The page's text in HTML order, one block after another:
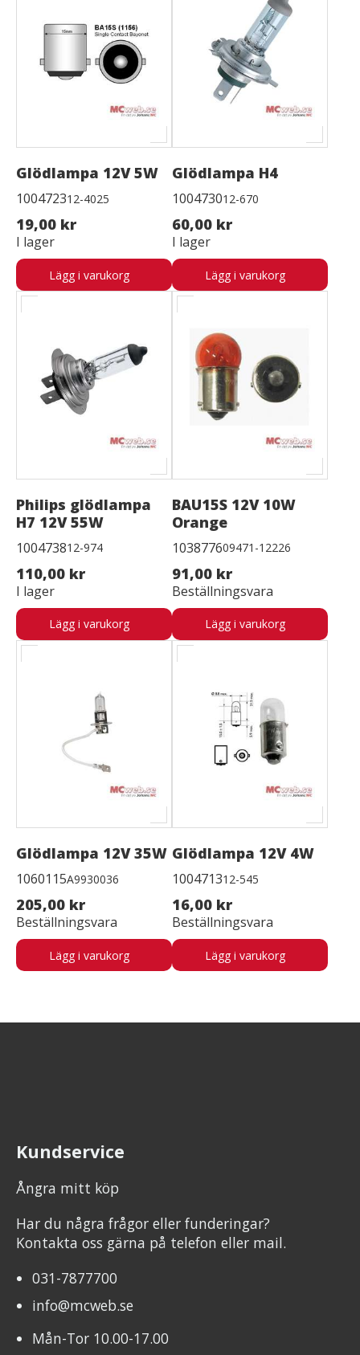
Glödlampa 12V 5W
100472312-4025
19,00 kr
I lager
Lägg i varukorg
Glödlampa H4
100473012-670
60,00 kr
I lager
Lägg i varukorg
Philips glödlampa
H7 12V 55W
100473812-974
110,00 kr
I lager
Lägg i varukorg
BAU15S 12V 10W
Orange
103877609471-12226
91,00 kr
Beställningsvara
Lägg i varukorg
Glödlampa 12V 35W
1060115A9930036
205,00 kr
Beställningsvara
Lägg i varukorg
Glödlampa 12V 4W
100471312-545
16,00 kr
Beställningsvara
Lägg i varukorg
Kundservice
Ångra mitt köp
Har du några frågor eller funderingar?
Kontakta oss gärna på telefon eller mail.
031-7877700
info@mcweb.se
Mån-Tor 10.00-17.00